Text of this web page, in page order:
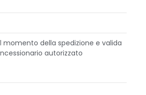
momento della spedizione e valida
autorizzato